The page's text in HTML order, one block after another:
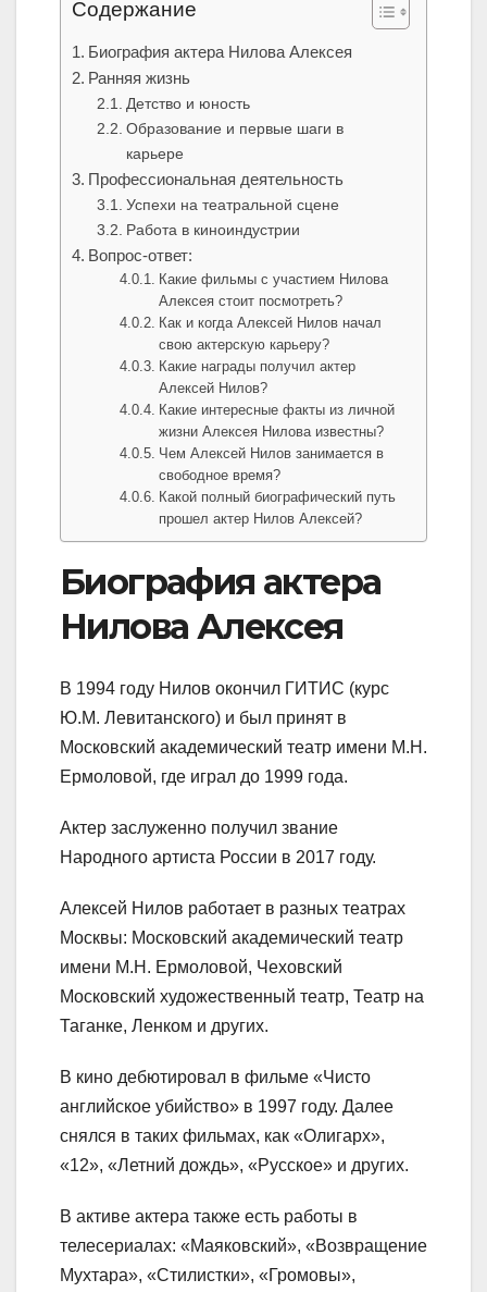
Содержание
Биография актера Нилова Алексея
Ранняя жизнь
Детство и юность
Образование и первые шаги в
карьере
Профессиональная деятельность
Успехи на театральной сцене
Работа в киноиндустрии
Вопрос-ответ:
Какие фильмы с участием Нилова
Алексея стоит посмотреть?
Как и когда Алексей Нилов начал
свою актерскую карьеру?
Какие награды получил актер
Алексей Нилов?
Какие интересные факты из личной
жизни Алексея Нилова известны?
Чем Алексей Нилов занимается в
свободное время?
Какой полный биографический путь
прошел актер Нилов Алексей?
Биография актера
Нилова Алексея
В 1994 году Нилов окончил ГИТИС (курс
Ю.М. Левитанского) и был принят в
Московский академический театр имени М.Н.
Ермоловой, где играл до 1999 года.
Актер заслуженно получил звание
Народного артиста России в 2017 году.
Алексей Нилов работает в разных театрах
Москвы: Московский академический театр
имени М.Н. Ермоловой, Чеховский
Московский художественный театр, Театр на
Таганке, Ленком и других.
В кино дебютировал в фильме «Чисто
английское убийство» в 1997 году. Далее
снялся в таких фильмах, как «Олигарх»,
«12», «Летний дождь», «Русское» и других.
В активе актера также есть работы в
телесериалах: «Маяковский», «Возвращение
Мухтара», «Стилистки», «Громовы»,